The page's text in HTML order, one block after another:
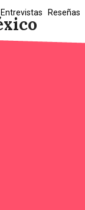
Entrevistas Reseñas